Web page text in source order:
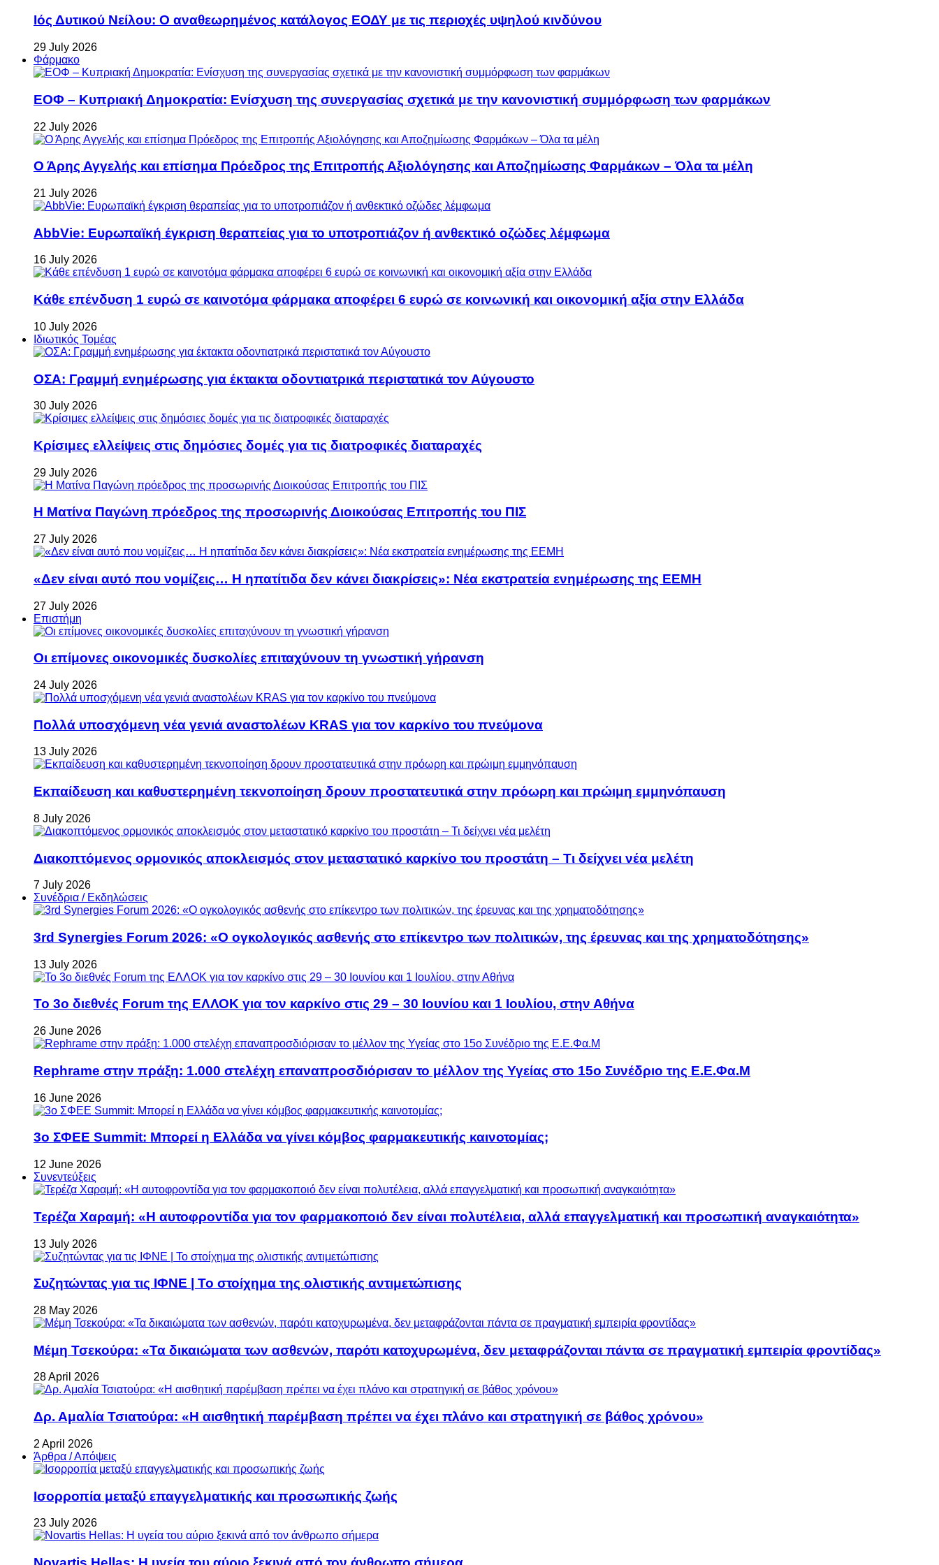
Ιός Δυτικού Νείλου: Ο αναθεωρημένος κατάλογος ΕΟΔΥ με τις περιοχές υψηλού κινδύνου
29 July 2026
Φάρμακο
ΕΟΦ – Κυπριακή Δημοκρατία: Ενίσχυση της συνεργασίας σχετικά με την κανονιστική συμμόρφωση των φαρμάκων
22 July 2026
Ο Άρης Αγγελής και επίσημα Πρόεδρος της Επιτροπής Αξιολόγησης και Αποζημίωσης Φαρμάκων – Όλα τα μέλη
21 July 2026
AbbVie: Ευρωπαϊκή έγκριση θεραπείας για το υποτροπιάζον ή ανθεκτικό οζώδες λέμφωμα
16 July 2026
Κάθε επένδυση 1 ευρώ σε καινοτόμα φάρμακα αποφέρει 6 ευρώ σε κοινωνική και οικονομική αξία στην Ελλάδα
10 July 2026
Ιδιωτικός Τομέας
ΟΣΑ: Γραμμή ενημέρωσης για έκτακτα οδοντιατρικά περιστατικά τον Αύγουστο
30 July 2026
Κρίσιμες ελλείψεις στις δημόσιες δομές για τις διατροφικές διαταραχές
29 July 2026
Η Ματίνα Παγώνη πρόεδρος της προσωρινής Διοικούσας Επιτροπής του ΠΙΣ
27 July 2026
«Δεν είναι αυτό που νομίζεις… Η ηπατίτιδα δεν κάνει διακρίσεις»: Νέα εκστρατεία ενημέρωσης της ΕΕΜΗ
27 July 2026
Επιστήμη
Οι επίμονες οικονομικές δυσκολίες επιταχύνουν τη γνωστική γήρανση
24 July 2026
Πολλά υποσχόμενη νέα γενιά αναστολέων KRAS για τον καρκίνο του πνεύμονα
13 July 2026
Εκπαίδευση και καθυστερημένη τεκνοποίηση δρουν προστατευτικά στην πρόωρη και πρώιμη εμμηνόπαυση
8 July 2026
Διακοπτόμενος ορμονικός αποκλεισμός στον μεταστατικό καρκίνο του προστάτη – Τι δείχνει νέα μελέτη
7 July 2026
Συνέδρια / Εκδηλώσεις
3rd Synergies Forum 2026: «Ο ογκολογικός ασθενής στο επίκεντρο των πολιτικών, της έρευνας και της χρηματοδότησης»
13 July 2026
Το 3ο διεθνές Forum της ΕΛΛΟΚ για τον καρκίνο στις 29 – 30 Ιουνίου και 1 Ιουλίου, στην Αθήνα
26 June 2026
Rephrame στην πράξη: 1.000 στελέχη επαναπροσδιόρισαν το μέλλον της Υγείας στο 15ο Συνέδριο της Ε.Ε.Φα.Μ
16 June 2026
3ο ΣΦΕΕ Summit: Μπορεί η Ελλάδα να γίνει κόμβος φαρμακευτικής καινοτομίας;
12 June 2026
Συνεντεύξεις
Τερέζα Χαραμή: «Η αυτοφροντίδα για τον φαρμακοποιό δεν είναι πολυτέλεια, αλλά επαγγελματική και προσωπική αναγκαιότητα»
13 July 2026
Συζητώντας για τις ΙΦΝΕ | Το στοίχημα της ολιστικής αντιμετώπισης
28 May 2026
Μέμη Τσεκούρα: «Τα δικαιώματα των ασθενών, παρότι κατοχυρωμένα, δεν μεταφράζονται πάντα σε πραγματική εμπειρία φροντίδας»
28 April 2026
Δρ. Αμαλία Τσιατούρα: «Η αισθητική παρέμβαση πρέπει να έχει πλάνο και στρατηγική σε βάθος χρόνου»
2 April 2026
Άρθρα / Απόψεις
Ισορροπία μεταξύ επαγγελματικής και προσωπικής ζωής
23 July 2026